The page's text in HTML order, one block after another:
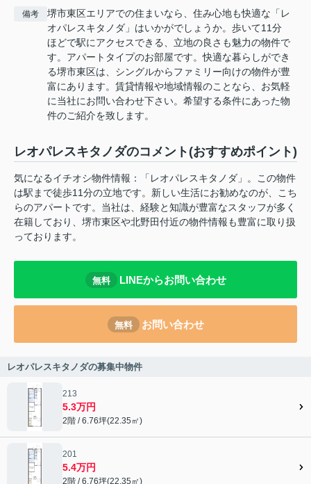
備考
堺市東区エリアでの住まいなら、住み心地も快適な「レ
オパレスキタノダ」はいかがでしょうか。歩いて11分
ほどで駅にアクセスできる、立地の良さも魅力の物件で
す。アパートタイプのお部屋です。快適な暮らしができ
る堺市東区は、シングルからファミリー向けの物件が豊
富にあります。賃貸情報や地域情報のことなら、お気軽
に当社にお問い合わせ下さい。希望する条件にあった物
件のご紹介を致します。
レオパレスキタノダのコメント(おすすめポイント)
気になるイチオシ物件情報：「レオパレスキタノダ」。この物件
は駅まで徒歩11分の立地です。新しい生活にお勧めなのが、こち
らのアパートです。当社は、経験と知識が豊富なスタッフが多く
在籍しており、堺市東区や北野田付近の物件情報も豊富に取り扱
っております。
無料 LINEからお問い合わせ
無料 お問い合わせ
レオパレスキタノダの募集中物件
213
5.3万円
2階 / 6.76坪(22.35㎡)
201
5.4万円
2階 / 6.76坪(22.35㎡)